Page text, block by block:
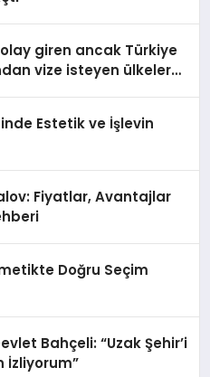
giren ancak Türkiye
vize isteyen ülkeler
Estetik ve İşlevin
Fiyatlar, Avantajlar
Doğru Seçim
Bahçeli: “Uzak Şehir’i
İzliyorum”